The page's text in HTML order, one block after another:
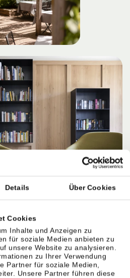
Details Über Cookies
Cookies
Inhalte und Anzeigen zu
für soziale Medien anbieten zu
unsere Website zu analysieren.
zu Ihrer Verwendung
Partner für soziale Medien,
Unsere Partner führen diese